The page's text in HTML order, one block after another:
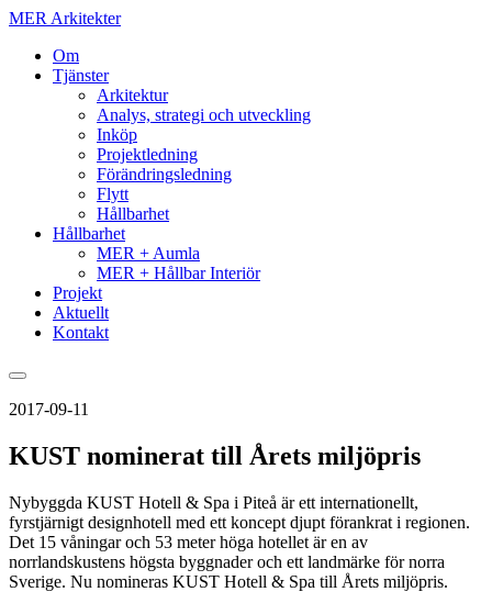
MER Arkitekter
Om
Tjänster
Arkitektur
Analys, strategi och utveckling
Inköp
Projektledning
Förändringsledning
Flytt
Hållbarhet
Hållbarhet
MER + Aumla
MER + Hållbar Interiör
Projekt
Aktuellt
Kontakt
2017-09-11
KUST nominerat till Årets miljöpris
Nybyggda KUST Hotell & Spa i Piteå är ett internationellt,
fyrstjärnigt designhotell med ett koncept djupt förankrat i regionen.
Det 15 våningar och 53 meter höga hotellet är en av
norrlandskustens högsta byggnader och ett landmärke för norra
Sverige. Nu nomineras KUST Hotell & Spa till Årets miljöpris.